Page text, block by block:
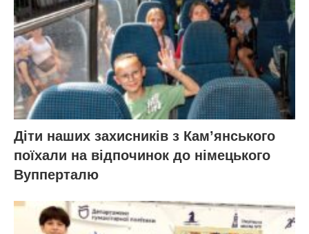
Діти наших захисників з Кам’янського
поїхали на відпочинок до німецького
Вупперталю